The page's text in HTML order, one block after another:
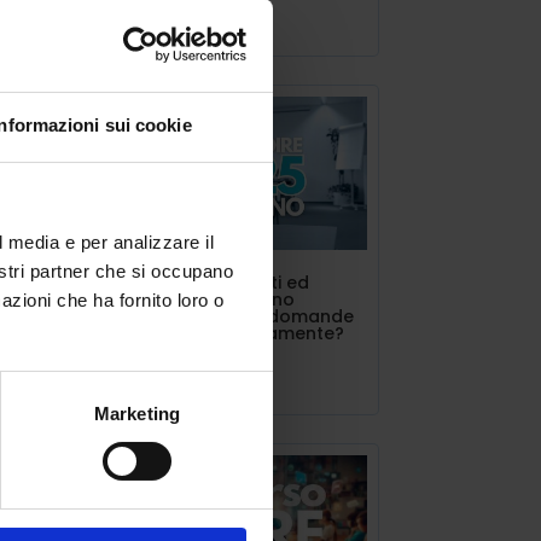
sui cookie
e per analizzare il
partner che si occupano
che ha fornito loro o
Marketing
e
INDIRE triennalisti ed
estero. Si possono
presentare più domande
contemporaneamente?
Lug 10, 2025